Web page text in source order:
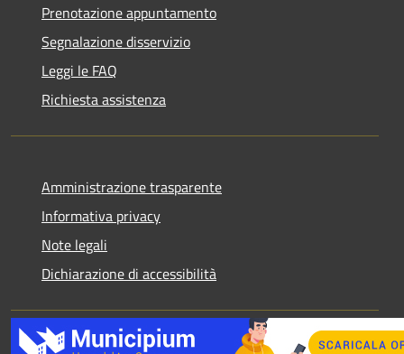
Prenotazione appuntamento
Segnalazione disservizio
Leggi le FAQ
Richiesta assistenza
Amministrazione trasparente
Informativa privacy
Note legali
Dichiarazione di accessibilità